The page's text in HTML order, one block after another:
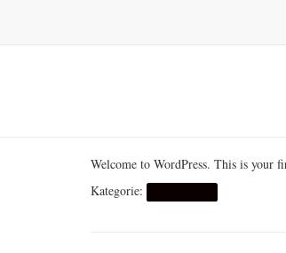
Welcome to WordPress. This is your
Kategorie: